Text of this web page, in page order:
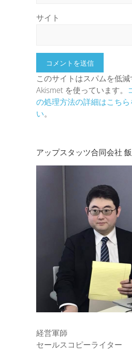
サイト
このサイトはスパムを低
Akismet を使っています。
の処理方法の詳細はこちら
い。
アップスタッツ合同会社
経営軍師
セールスコピーライター